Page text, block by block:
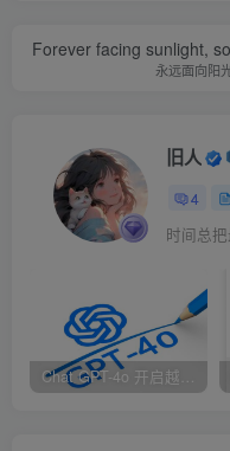
此处内容
Forever facing sunlight,
永远面向阳
旧人
4
时间总
Chat GPT-4o 开启越狱模式！